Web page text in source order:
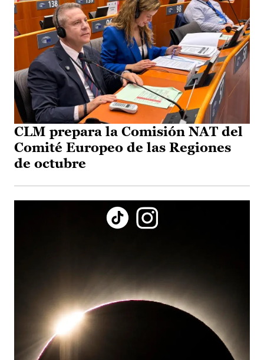
CLM prepara la Comisión NAT del
Comité Europeo de las Regiones
de octubre